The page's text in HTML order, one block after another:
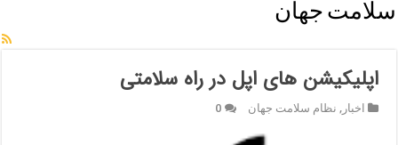
سلامت جهان
اپلیکیشن های اپل در راه سلامتی
اخبار, نظام سلامت جهان 0